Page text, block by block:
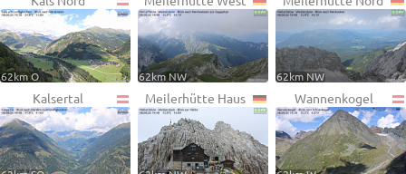
62km O 62km NW 62km NW
Kalsertal Meilerhütte Haus Wannenkogel